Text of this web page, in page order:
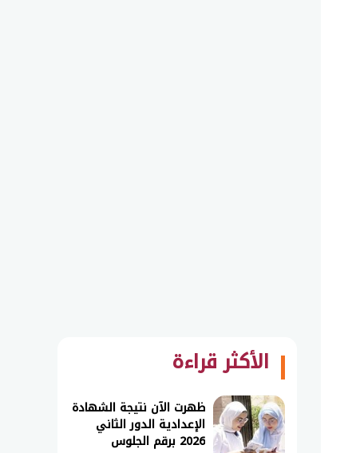
الأكثر قراءة
ظهرت الآن نتيجة الشهادة
الإعدادية الدور الثاني
2026 برقم الجلوس